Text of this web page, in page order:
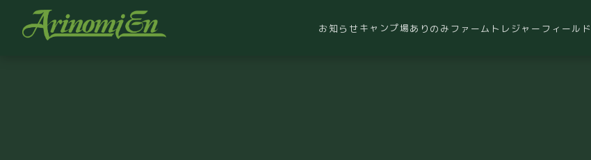
お知らせ キャンプ場ありのみファーム トレジャーフィールド